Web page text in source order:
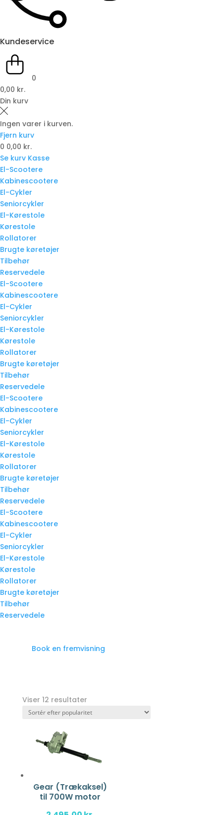
Kundeservice
0
0,00 kr.
Din kurv
Ingen varer i kurven.
Fjern kurv
0 0,00 kr.
Se kurv Kasse
El-Scootere
Kabinescootere
El-Cykler
Seniorcykler
El-Kørestole
Kørestole
Rollatorer
Brugte køretøjer
Tilbehør
Reservedele
El-Scootere
Kabinescootere
El-Cykler
Seniorcykler
El-Kørestole
Kørestole
Rollatorer
Brugte køretøjer
Tilbehør
Reservedele
El-Scootere
Kabinescootere
El-Cykler
Seniorcykler
El-Kørestole
Kørestole
Rollatorer
Brugte køretøjer
Tilbehør
Reservedele
El-Scootere
Kabinescootere
El-Cykler
Seniorcykler
El-Kørestole
Kørestole
Rollatorer
Brugte køretøjer
Tilbehør
Reservedele
Book en fremvisning
Viser 12 resultater
Gear (Trækaksel)
til 700W motor